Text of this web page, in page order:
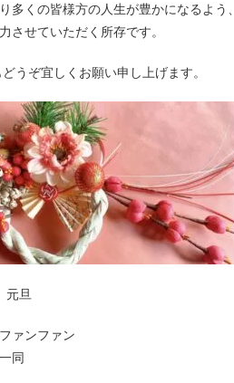
多くの皆様方の人生が豊かになるよう、
させていただく所存です。
うぞ宜しくお願い申し上げます。
旦
ァンファン
同